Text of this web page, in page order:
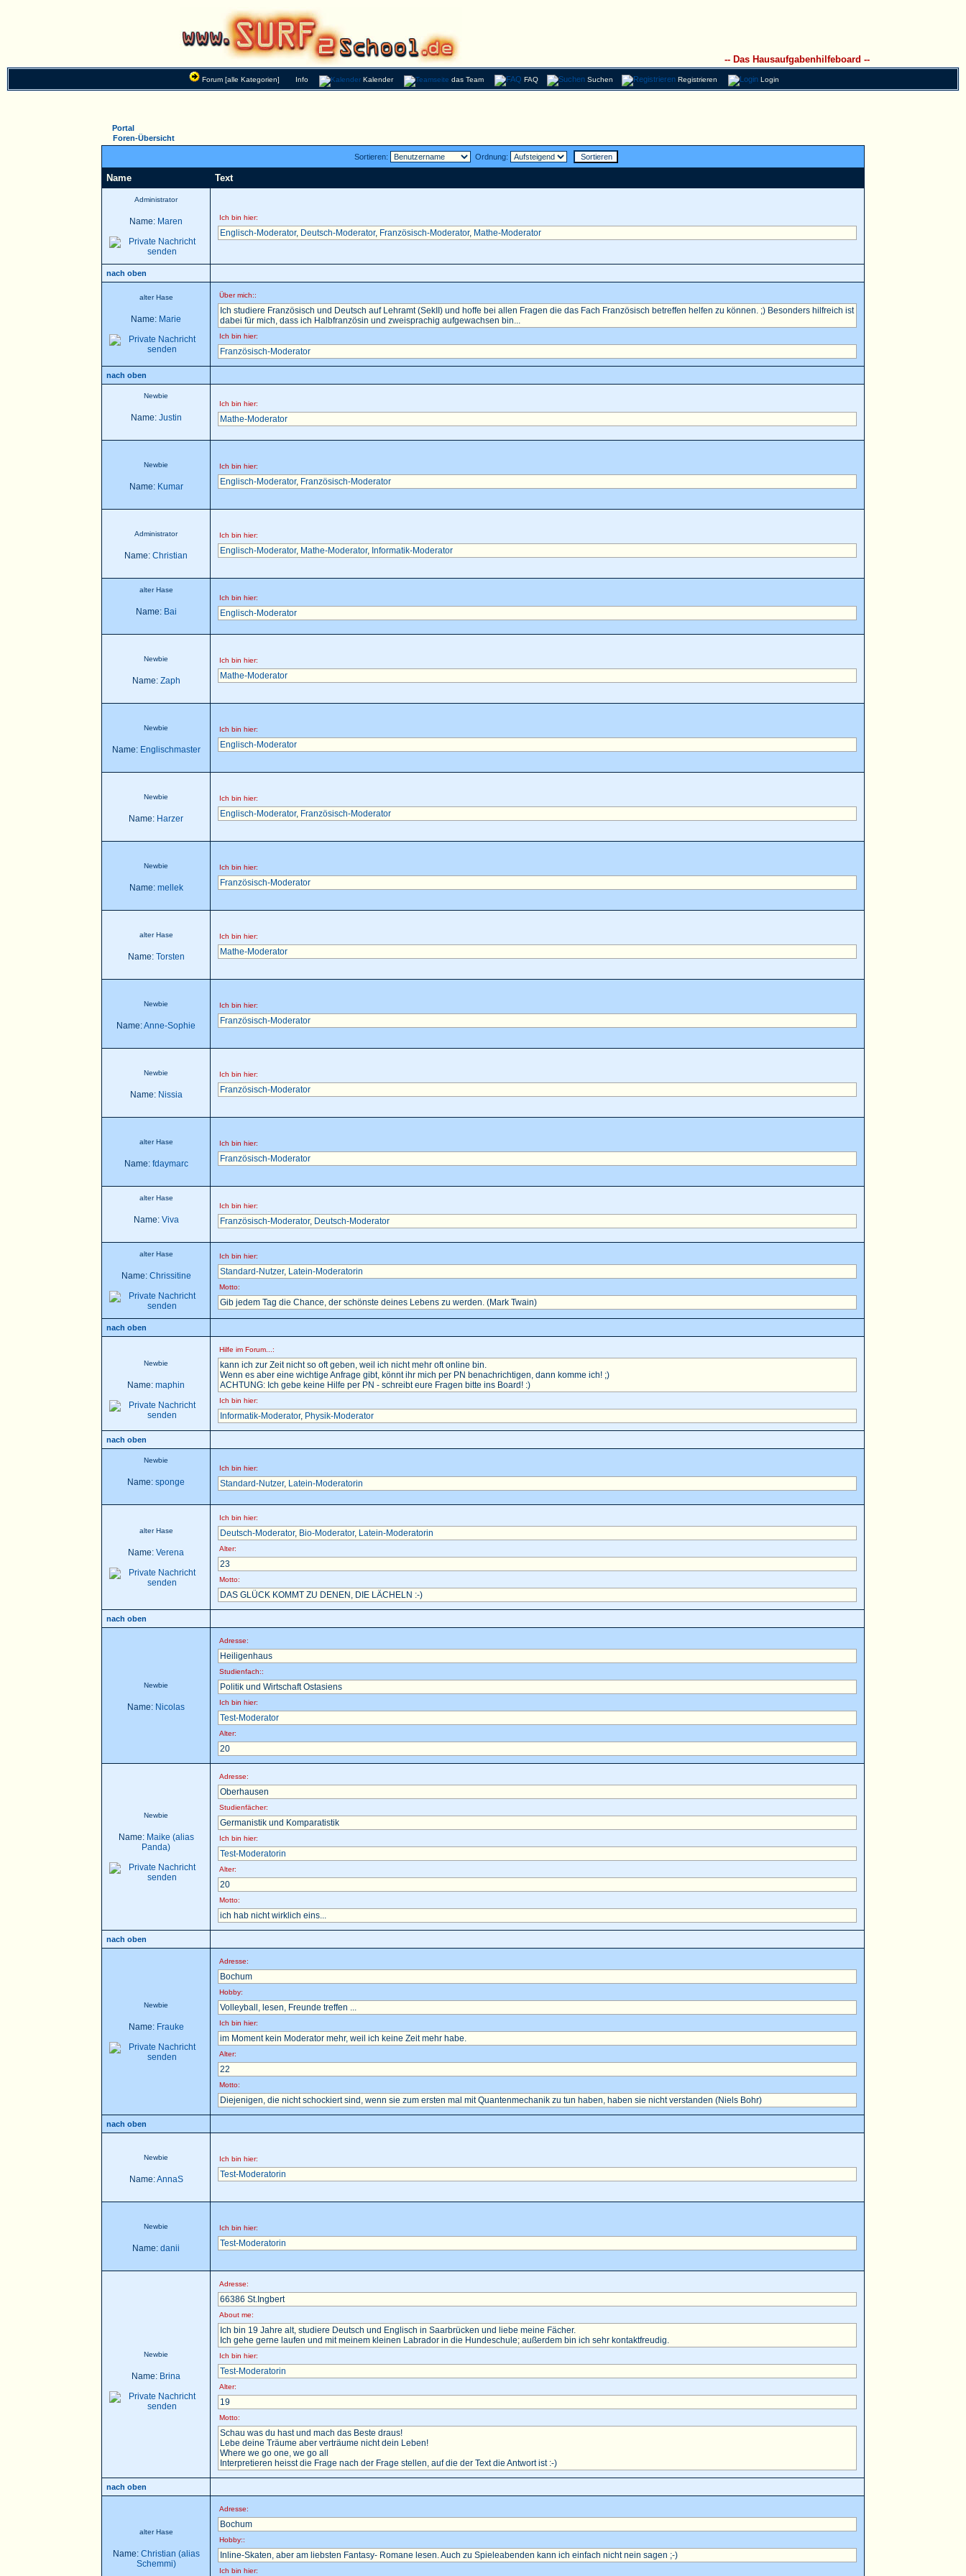
-- Das Hausaufgabenhilfeboard --
Forum [alle Kategorien] Info Kalender das Team FAQ Suchen Registrieren Login
Portal
Foren-Übersicht
Sortieren: Ordnung:
Name Text
Administrator
Name: Maren Ich bin hier:
Englisch-Moderator, Deutsch-Moderator, Französisch-Moderator, Mathe-Moderator
nach oben
alter Hase
Name: Marie
Über mich::
Ich studiere Französisch und Deutsch auf Lehramt (SekII) und hoffe bei allen Fragen die das Fach Französisch betreffen helfen zu können. ;) Besonders hilfreich ist
dabei für mich, dass ich Halbfranzösin und zweisprachig aufgewachsen bin...
Ich bin hier:
Französisch-Moderator
nach oben
Newbie
Name: Justin
Ich bin hier:
Mathe-Moderator
Newbie
Name: Kumar
Ich bin hier:
Englisch-Moderator, Französisch-Moderator
Administrator
Name: Christian
Ich bin hier:
Englisch-Moderator, Mathe-Moderator, Informatik-Moderator
alter Hase
Name: Bai
Ich bin hier:
Englisch-Moderator
Newbie
Name: Zaph
Ich bin hier:
Mathe-Moderator
Newbie
Name: Englischmaster
Ich bin hier:
Englisch-Moderator
Newbie
Name: Harzer
Ich bin hier:
Englisch-Moderator, Französisch-Moderator
Newbie
Name: mellek
Ich bin hier:
Französisch-Moderator
alter Hase
Name: Torsten
Ich bin hier:
Mathe-Moderator
Newbie
Name:Anne-Sophie
Ich bin hier:
Französisch-Moderator
Newbie
Name: Nissia
Ich bin hier:
Französisch-Moderator
alter Hase
Name: fdaymarc
Ich bin hier:
Französisch-Moderator
alter Hase
Name: Viva
Ich bin hier:
Französisch-Moderator, Deutsch-Moderator
alter Hase
Name: Chrissitine
Ich bin hier:
Standard-Nutzer, Latein-Moderatorin
Motto:
Gib jedem Tag die Chance, der schönste deines Lebens zu werden. (Mark Twain)
nach oben
Newbie
Name: maphin
Hilfe im Forum...:
kann ich zur Zeit nicht so oft geben, weil ich nicht mehr oft online bin.
Wenn es aber eine wichtige Anfrage gibt, könnt ihr mich per PN benachrichtigen, dann komme ich! ;)
ACHTUNG: Ich gebe keine Hilfe per PN - schreibt eure Fragen bitte ins Board! :)
Ich bin hier:
Informatik-Moderator, Physik-Moderator
nach oben
Newbie
Name: sponge
Ich bin hier:
Standard-Nutzer, Latein-Moderatorin
alter Hase
Name: Verena
Ich bin hier:
Deutsch-Moderator, Bio-Moderator, Latein-Moderatorin
Alter:
23
Motto:
DAS GLÜCK KOMMT ZU DENEN, DIE LÄCHELN :-)
nach oben
Newbie
Name: Nicolas
Adresse:
Heiligenhaus
Studienfach::
Politik und Wirtschaft Ostasiens
Ich bin hier:
Test-Moderator
Alter:
20
Newbie
Name: Maike (alias
Panda)
Adresse:
Oberhausen
Studienfächer:
Germanistik und Komparatistik
Ich bin hier:
Test-Moderatorin
Alter:
20
Motto:
ich hab nicht wirklich eins...
nach oben
Newbie
Name: Frauke
Adresse:
Bochum
Hobby:
Volleyball, lesen, Freunde treffen ...
Ich bin hier:
im Moment kein Moderator mehr, weil ich keine Zeit mehr habe.
Alter:
22
Motto:
Diejenigen, die nicht schockiert sind, wenn sie zum ersten mal mit Quantenmechanik zu tun haben, haben sie nicht verstanden (Niels Bohr)
nach oben
Newbie
Name:AnnaS
Ich bin hier:
Test-Moderatorin
Newbie
Name: danii
Ich bin hier:
Test-Moderatorin
Newbie
Name: Brina
Adresse:
66386 St.Ingbert
About me:
Ich bin 19 Jahre alt, studiere Deutsch und Englisch in Saarbrücken und liebe meine Fächer.
Ich gehe gerne laufen und mit meinem kleinen Labrador in die Hundeschule; außerdem bin ich sehr kontaktfreudig.
Ich bin hier:
Test-Moderatorin
Alter:
19
Motto:
Schau was du hast und mach das Beste draus!
Lebe deine Träume aber verträume nicht dein Leben!
Where we go one, we go all
Interpretieren heisst die Frage nach der Frage stellen, auf die der Text die Antwort ist :-)
nach oben
alter Hase
Name: Christian (alias
Schemmi)
Adresse:
Bochum
Hobby::
Inline-Skaten, aber am liebsten Fantasy- Romane lesen. Auch zu Spieleabenden kann ich einfach nicht nein sagen ;-)
Ich bin hier: